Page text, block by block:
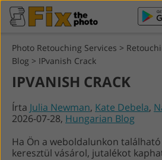
Photo Retouching Services >
Blog > IPvanish Crack
IPVANISH CRACK
Írta Julia Newman, Kate Debela,
2026-07-28, Hungarian Blog
Ha Ön a weboldalunkon
keresztül vásárol, jutalékot